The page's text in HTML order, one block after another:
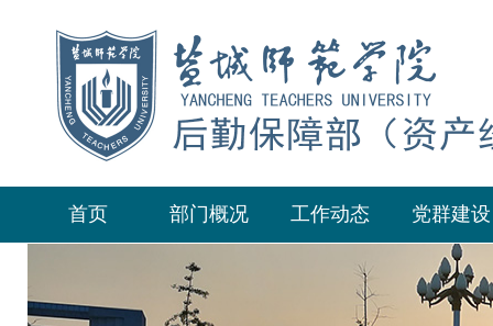
首页 部门概况 工作动态 党群建设